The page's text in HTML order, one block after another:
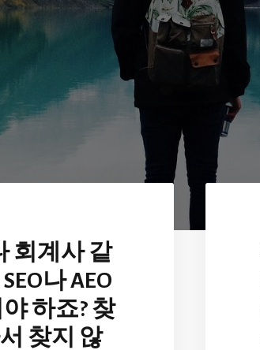
회계사 같
나 AEO
하죠? 찾
찾지 않